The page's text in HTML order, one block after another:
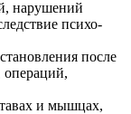
нарушений
психо-
после
операций,
и мышцах,